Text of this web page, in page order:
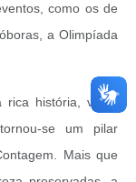
como os de
a Olimpíada
história, vasta
se um pilar
Mais que